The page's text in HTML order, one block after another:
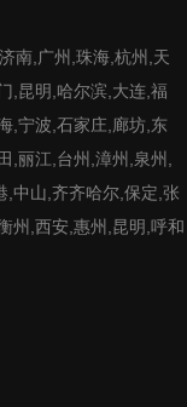
南,广州,珠海,杭州,天
,昆明,哈尔滨,大连,福
,宁波,石家庄,廊坊,东
,丽江,台州,漳州,泉州,
,中山,齐齐哈尔,保定,张
州,西安,惠州,昆明,呼和